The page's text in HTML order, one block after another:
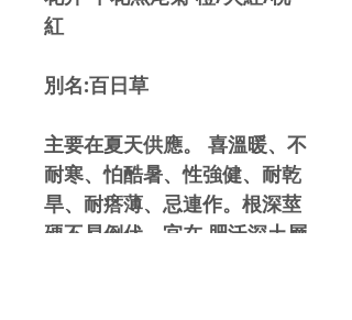
紅
別名:百日草
主要在夏天供應。 喜溫暖、不
耐寒、怕酷暑、性強健、耐乾
旱、耐瘩薄、忌連作。根深莖
硬不易倒伏。宜在 肥沃深土層